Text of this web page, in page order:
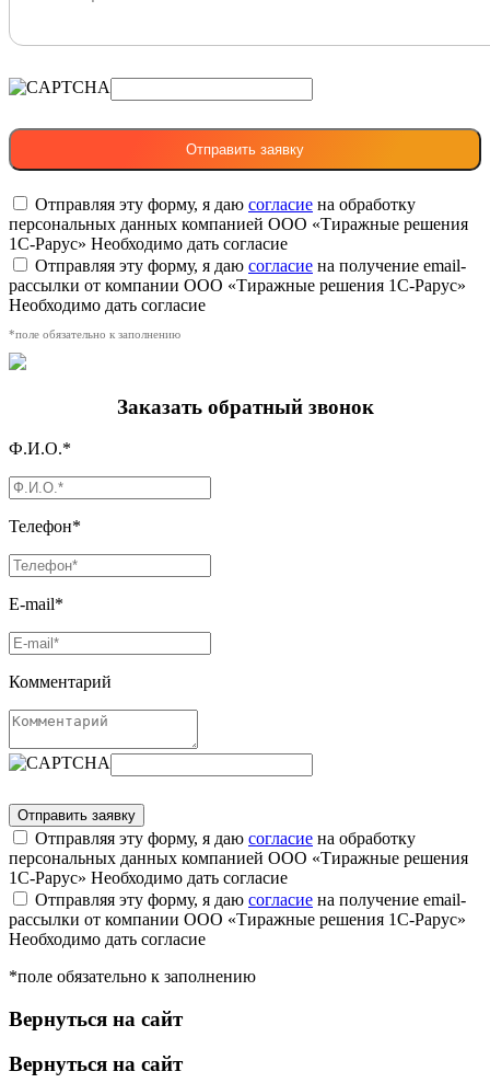
Отправляя эту форму, я даю согласие на обработку
персональных данных компанией ООО «Тиражные решения
1С-Рарус» Необходимо дать согласие
Отправляя эту форму, я даю согласие на получение email-
рассылки от компании ООО «Тиражные решения 1С-Рарус»
Необходимо дать согласие
*поле обязательно к заполнению
Заказать обратный звонок
Ф.И.О.*
Телефон*
E-mail*
Комментарий
Отправляя эту форму, я даю согласие на обработку
персональных данных компанией ООО «Тиражные решения
1С-Рарус» Необходимо дать согласие
Отправляя эту форму, я даю согласие на получение email-
рассылки от компании ООО «Тиражные решения 1С-Рарус»
Необходимо дать согласие
*поле обязательно к заполнению
Вернуться на сайт
Вернуться на сайт